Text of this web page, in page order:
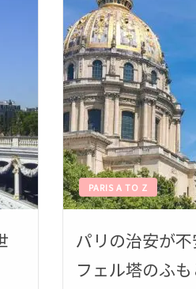
PARIS A TO Z
パリの治安が
フェル塔のふ